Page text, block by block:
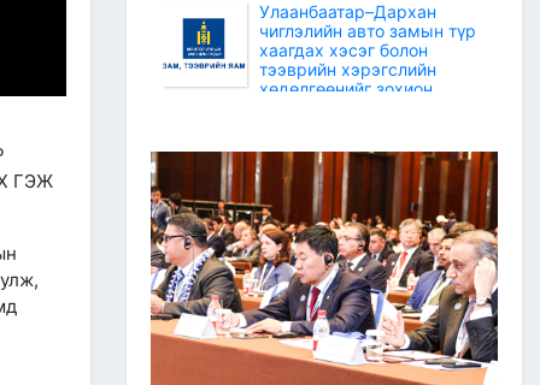
ГЭЖ
Улаанбаатар–Дархан
чиглэлийн авто замын түр
хаагдах хэсэг болон
тээврийн хэрэгслийн
хөдөлгөөнийг зохион
Зам, тээврийн салбарын статистикийн
мэдээ /2026 оны 6 дугаар сар/
2026/07/20
Зам, тээврийн сайдын багцын улсын
төсвийн хөрөнгөөр баригдаж буй
төсөл, арга хэмжээний ажлын
гүйцэтгэл, санхүүжилтийн 2026 оны 6
дугаар сарын мэдээ